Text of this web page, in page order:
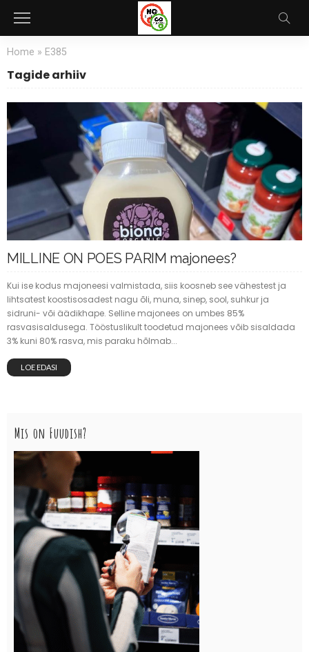
Home » E385
Tagide arhiiv
MILLINE ON POES PARIM majonees?
Kui ise kodus majoneesi valmistada, siis koosneb see vähestest ja
lihtsatest koostisosadest nagu õli, muna, sinep, sool, suhkur ja
sidruni- või äädikhape. Selline majonees on umbes 85%
rasvasisaldusega. Tööstuslikult toodetud majonees võib sisaldada
3% kuni 80% rasva, mis paraku hõlmab...
LOE EDASI
Mis on Fuudish?